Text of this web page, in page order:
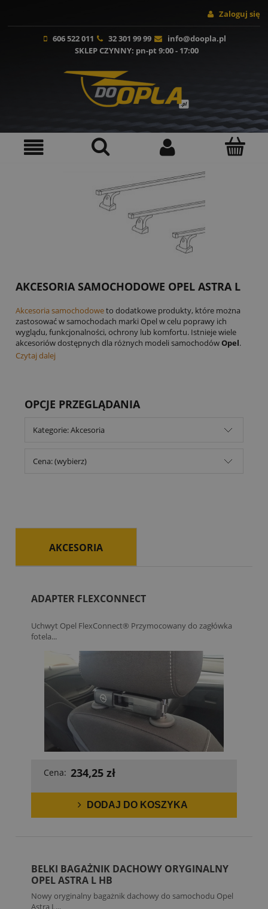
Zaloguj się
606 522 011 32 301 99 99
info@doopla.pl
SKLEP CZYNNY: pn-pt 9:00 - 17:00
AKCESORIA SAMOCHODOWE OPEL ASTRA L
Akcesoria samochodoweto dodatkowe produkty, które można
zastosować w samochodach marki Opel w celu poprawy ich
wyglądu, funkcjonalności, ochrony lub komfortu. Istnieje wiele
akcesoriów dostępnych dla różnych modeli samochodówOpel.
Czytaj dalej
OPCJE PRZEGLĄDANIA
Kategorie: Akcesoria
Cena: (wybierz)
AKCESORIA
ADAPTER FLEXCONNECT
Uchwyt Opel FlexConnect® Przymocowany do zagłówka
fotela...
Cena: 234,25 zł
DODAJ DO KOSZYKA
BELKI BAGAŻNIK DACHOWY ORYGINALNY
OPEL ASTRA L HB
Nowy oryginalny bagażnik dachowy do samochodu Opel